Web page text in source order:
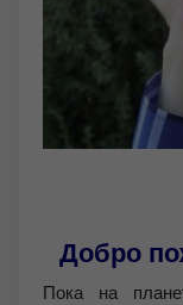
Добро
Пока на